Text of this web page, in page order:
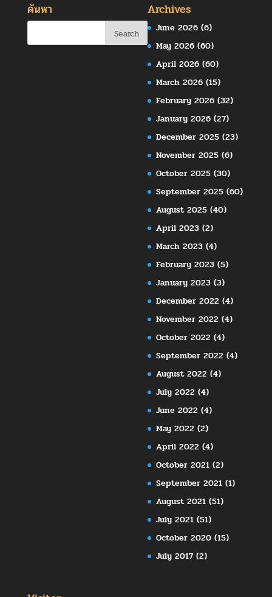
ค้นหา Archives
June 2026 (6)
May 2026 (60)
April 2026 (60)
March 2026 (15)
February 2026 (32)
January 2026 (27)
December 2025 (23)
November 2025 (6)
October 2025 (30)
September 2025 (60)
August 2025 (40)
April 2023 (2)
March 2023 (4)
February 2023 (5)
January 2023 (3)
December 2022 (4)
November 2022 (4)
October 2022 (4)
September 2022 (4)
August 2022 (4)
July 2022 (4)
June 2022 (4)
May 2022 (2)
April 2022 (4)
October 2021 (2)
September 2021 (1)
August 2021 (51)
July 2021 (51)
October 2020 (15)
July 2017 (2)